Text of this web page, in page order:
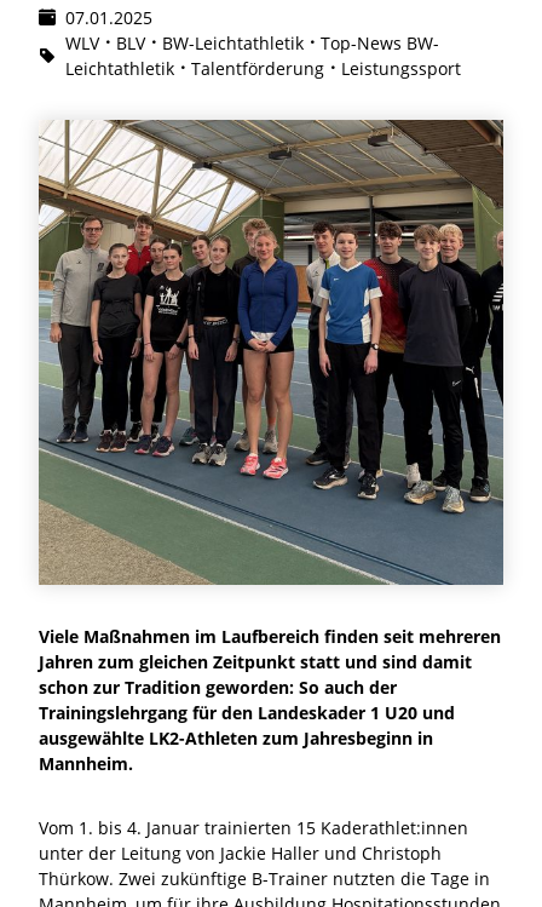
07.01.2025
WLV
BLV BW-Leichtathletik
Top-News BW-
Leichtathletik
Talentförderung Leistungssport
Viele Maßnahmen im Laufbereich finden seit mehreren
Jahren zum gleichen Zeitpunkt statt und sind damit
schon zur Tradition geworden: So auch der
Trainingslehrgang für den Landeskader 1 U20 und
ausgewählte LK2-Athleten zum Jahresbeginn in
Mannheim.
Vom 1. bis 4. Januar trainierten 15 Kaderathlet:innen
unter der Leitung von Jackie Haller und Christoph
Thürkow. Zwei zukünftige B-Trainer nutzten die Tage in